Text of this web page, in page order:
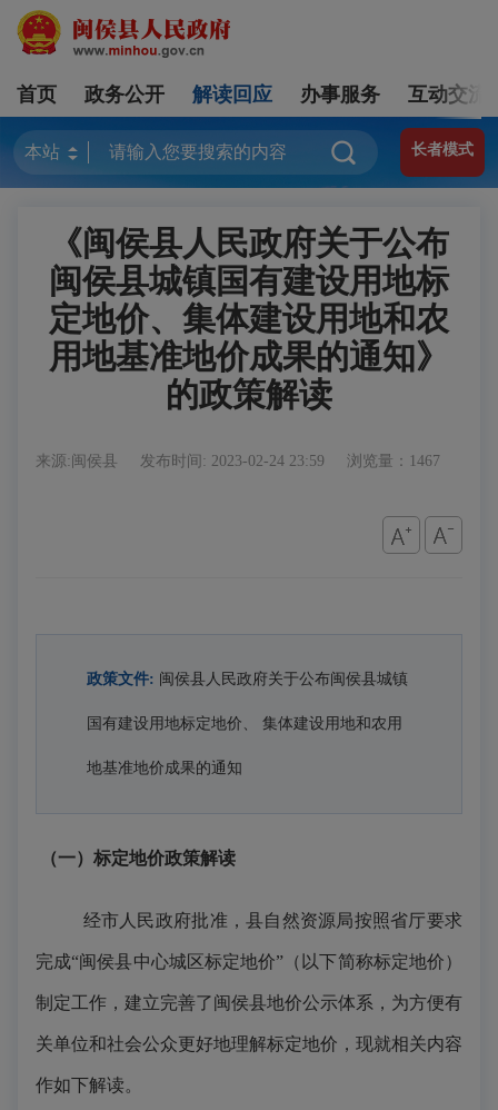
首页 政务公开 解读回应 办事服务 互动交流
长者模式
《闽侯县人民政府关于公布
闽侯县城镇国有建设用地标
定地价、集体建设用地和农
用地基准地价成果的通知》
的政策解读
来源:闽侯县 发布时间: 2023-02-24 23:59 浏览量：1467
政策文件: 闽侯县人民政府关于公布闽侯县城镇
国有建设用地标定地价、 集体建设用地和农用
地基准地价成果的通知
（一）标定地价政策解读
经市人民政府批准，县自然资源局按照省厅要求
完成“闽侯县中心城区标定地价”（以下简称标定地价）
制定工作，建立完善了闽侯县地价公示体系，为方便有
关单位和社会公众更好地理解标定地价，现就相关内容
作如下解读。